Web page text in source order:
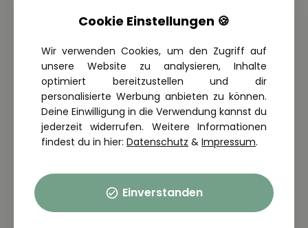
Fahrschule Erol
Theorieunterricht: Aktuelle
Kursübersicht
Der Theorieunterricht findet bei uns in der Fahrschule in
Bochum statt. Du kannst bei jedem Thema einsteigen, du
musst nicht mit Thema 1 beginnen.
Theorie-Kurs: 14.09. – 21.09.2026
PKW · 14 Lektionen · in 7 Tagen
27 freie Plätze · Jetzt online anmelden
Cookie Einstellungen 🍪
Wir verwenden Cookies, um den Zugriff auf
unsere Website zu analysieren, Inhalte
optimiert bereitzustellen und dir
personalisierte Werbung anbieten zu können.
Deine Einwilligung in die Verwendung kannst du
jederzeit widerrufen. Weitere Informationen
findest du in hier: Datenschutz & Impressum.
Einverstanden